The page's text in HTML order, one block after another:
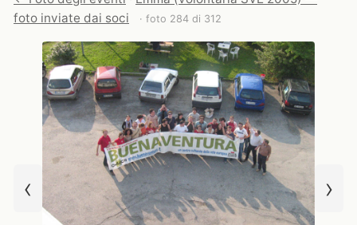
foto inviate dai soci
· foto 284 di 312
‹ ›